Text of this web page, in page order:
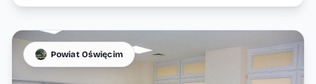
Powiat Oświęcim